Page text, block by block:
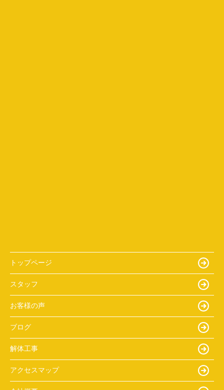
トップページ
スタッフ
お客様の声
ブログ
解体工事
アクセスマップ